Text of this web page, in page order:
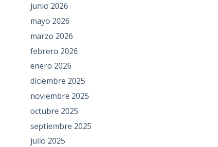
junio 2026
mayo 2026
marzo 2026
febrero 2026
enero 2026
diciembre 2025
noviembre 2025
octubre 2025
septiembre 2025
julio 2025